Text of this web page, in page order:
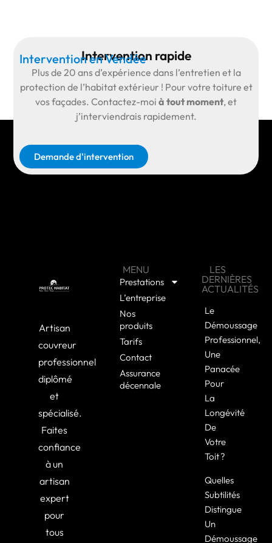
Intervention rapide
Intervention en Vendée
Plus de 20 ans d’expérience dans l’entretien et la
protection de l’habitat extérieur ! Pour votre toiture et
vos façades. Contactez-moi à tout moment, et
j’interviendrais rapidement.
Demande d'intervention
Artisan
couvreur
professionnel
diplômé
et
spécialisé.
Faites
confiance
à un
artisan
expert
pour
tous
MENU
Prestations
L’entreprise
Nos
produits
Tarifs
Contact
Assurance
décennale
LES
DERNIÈRES
ACTUALITÉS
Le
Démoussage
Professionnel,
Une
Panacée
Pour
La
Longévité
De
Votre
Toit ?
Quelles
Subtilités
Distingue
Un
Démoussage